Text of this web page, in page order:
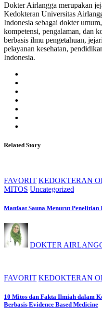
Dokter Airlangga merupakan
Kedokteran Universitas
Indonesia sebagai dokter
kompetensi, pengalaman, dan
berbasis ilmu pengetahuan,
pelayanan kesehatan,
Indonesia.
Related Story
FAVORIT KEDOKTERAN
MITOS Uncategorized
Manfaat Sauna Menurut
DOKTER
FAVORIT KEDOKTERAN
10 Mitos dan Fakta Ilmiah dalam
Berbasis Evidence Based Medicine